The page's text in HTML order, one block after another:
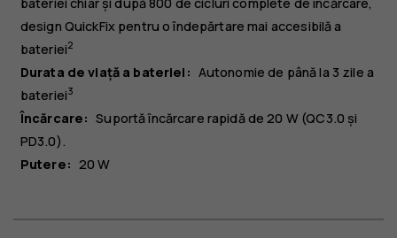
bateriei chiar și după 800 de cicluri complete de încărcare,
design QuickFix pentru o îndepărtare mai accesibilă a
bateriei2
Durata de viață a bateriei: Autonomie de până la 3 zile a
bateriei3
Încărcare: Suportă încărcare rapidă de 20 W (QC3.0 și
PD3.0).
Putere: 20 W